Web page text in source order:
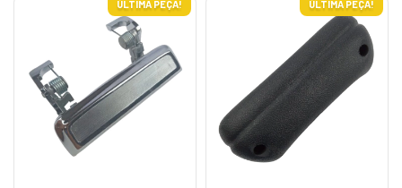
ÚLTIMA PEÇA! ÚLTIMA PEÇA!